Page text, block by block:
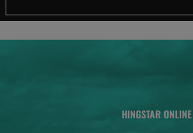
HINGSTAR ONLINE